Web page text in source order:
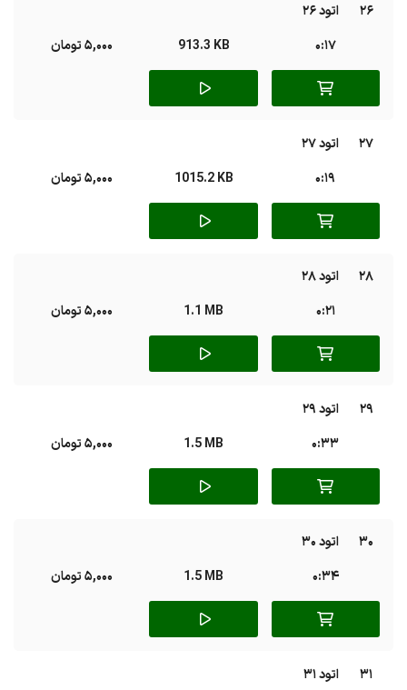
26
اتود 26
0:17
913.3 KB 5,000 تومان
27
اتود 27
0:19
1015.2 KB 5,000 تومان
28
اتود 28
0:21
1.1 MB 5,000 تومان
29
اتود 29
0:33
1.5 MB 5,000 تومان
30
اتود 30
0:34
1.5 MB 5,000 تومان
31
اتود 31